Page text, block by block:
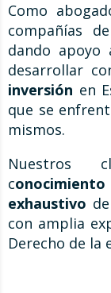
Como
compañías
dando
desarrollar
inversión en
que se
mismos.
Nuestros
c
exhaustivo
con amplia
Derecho de la